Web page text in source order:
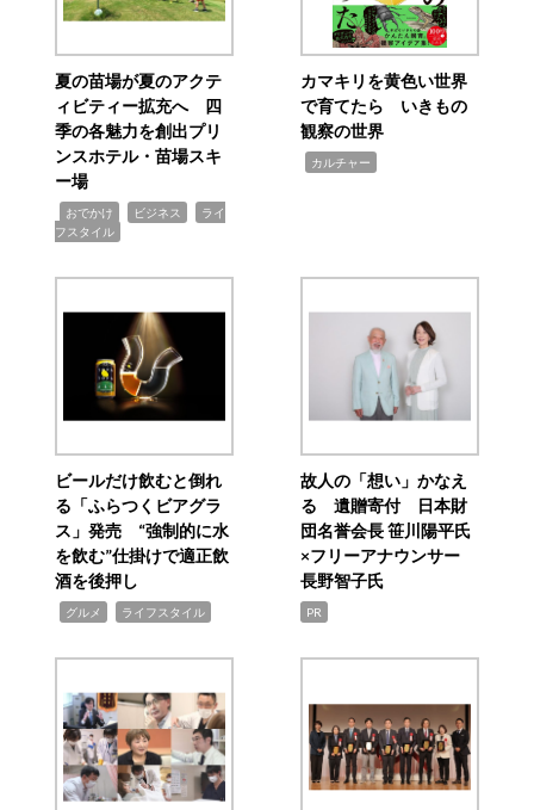
夏の苗場が夏のアクテ
ィビティー拡充へ 四
季の各魅力を創出プリ
ンスホテル・苗場スキ
ー場
おでかけ ビジネス
ライ
フスタイル
カマキリを黄色い世界
で育てたら いきもの
観察の世界
カルチャー
ビールだけ飲むと倒れ
る「ふらつくビアグラ
ス」発売 “強制的に水
を飲む”仕掛けで適正飲
酒を後押し
グルメ ライフスタイル
故人の「想い」かなえ
る 遺贈寄付 日本財
団名誉会長 笹川陽平氏
×フリーアナウンサー
長野智子氏
PR